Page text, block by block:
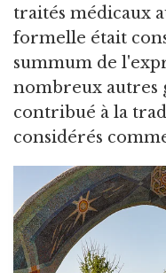
traités médicaux
formelle était
summum de
nombreux autres
contribué à la
considérés